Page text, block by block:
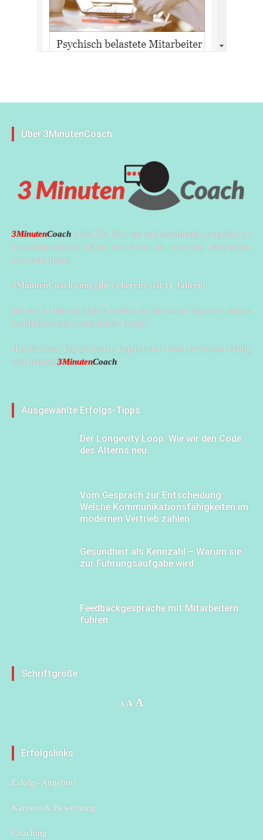
Über 3MinutenCoach
3MinutenCoach sucht für dich die interessantesten Experten im
deutschsprachigen Raum und liefert dir wertvolle Fachinhalte
aus erster Hand.
3MinutenCoach.com gibt es bereits seit 11 Jahren!
Mit nur 3 Minuten täglich erhältst du die besten Tipps für deinen
beruflichen und persönlichen Erfolg!
Hol dir jeden Tag die besten Impulse und Ideen für deinen Erfolg
von deinem 3MinutenCoach!
Ausgewählte Erfolgs-Tipps
Der Longevity Loop: Wie wir den Code
des Alterns neu...
Vom Gespräch zur Entscheidung:
Welche Kommunikationsfähigkeiten im
modernen Vertrieb zählen
Gesundheit als Kennzahl – Warum sie
zur Führungsaufgabe wird
Feedbackgespräche mit Mitarbeitern
führen
Schriftgröße
A Decrease
A Reset
A
Erfolgslinks
Erfolgs-Angebote
Karriere & Bewerbung
Coaching